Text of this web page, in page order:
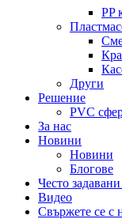
PP
Други
Решение
PVC
За нас
Новини
Новини
Блогове
Често
Видео
Свържете се с